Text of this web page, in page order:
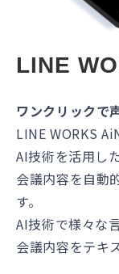
LINE
ワンクリックで
LINE WORKS
AI技術を活用し
会議内容を自動
す。
AI技術で様々な
会議内容をテキ